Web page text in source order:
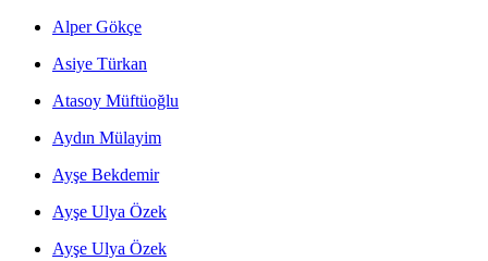
Alper Gökçe
Asiye Türkan
Atasoy Müftüoğlu
Aydın Mülayim
Ayşe Bekdemir
Ayşe Ulya Özek
Ayşe Ulya Özek